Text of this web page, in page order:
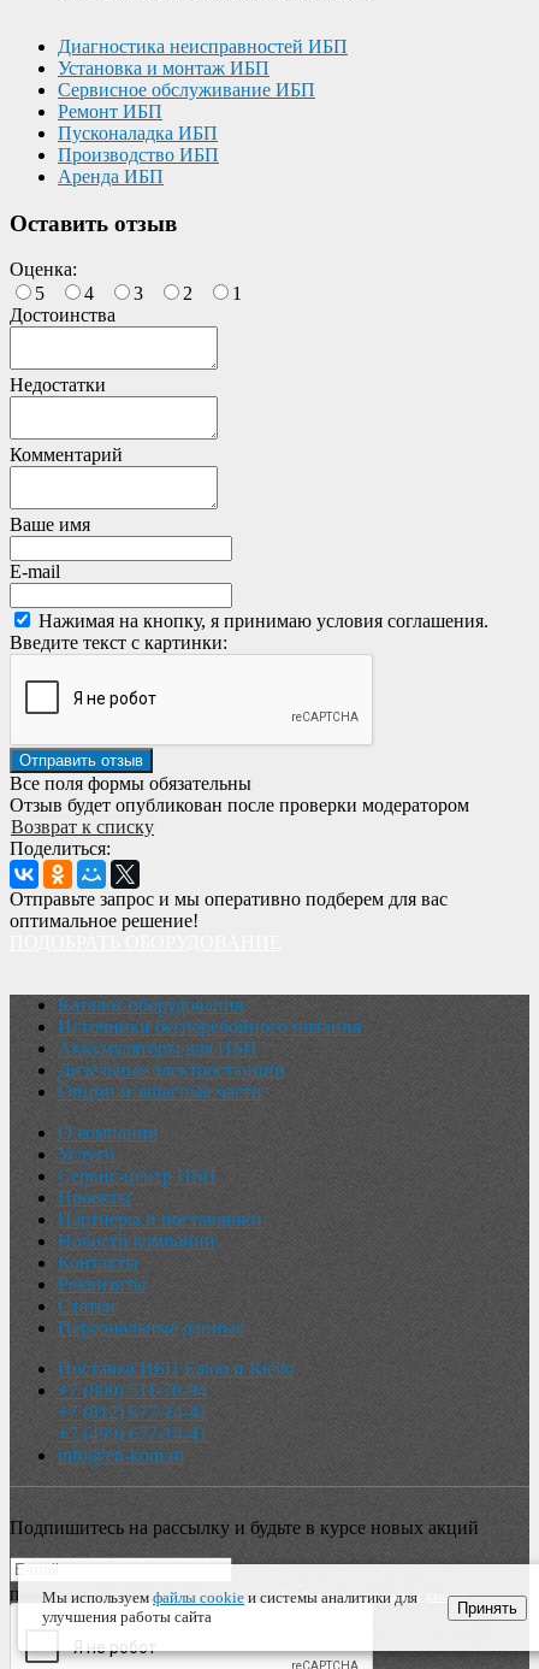
Диагностика неисправностей ИБП
Установка и монтаж ИБП
Сервисное обслуживание ИБП
Ремонт ИБП
Пусконаладка ИБП
Производство ИБП
Аренда ИБП
Оставить отзыв
Оценка:
5
4 3 2
1
Достоинства
Недостатки
Комментарий
Ваше имя
E-mail
Нажимая на кнопку, я принимаю условия соглашения.
Введите текст с картинки:
Все поля формы обязательны
Отзыв будет опубликован после проверки модератором
Возврат к списку
Поделиться:
Отправьте запрос и мы оперативно подберем для вас
оптимальное решение!
Каталог оборудования
Источники бесперебойного питания
Аккумуляторы для ИБП
Дизельные электростанции
Опции и запасные части
О компании
Услуги
Сервис-центр ИБП
Проекты
Партнеры и поставщики
Новости компании
Контакты
Реквизиты
Статьи
Персональные данные
Поставка ИБП Eaton и Riello
+7 (800) 511-70-94
+7 (812) 677-14-41
+7 (499) 677-14-41
info@en-kom.ru
Подпишитесь на рассылку и будьте в курсе новых акций
Подписываясь, Вы соглашаетесь с условиямиобработки персональных данных
Мы используем файлы cookie и системы аналитики для
улучшения работы сайта
Принять